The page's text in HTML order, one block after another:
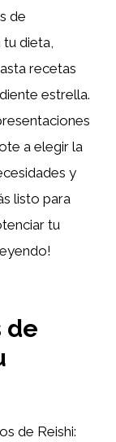
de
dieta,
recetas
estrella.
a elegir la
y
listo para
tu
de
de Reishi: